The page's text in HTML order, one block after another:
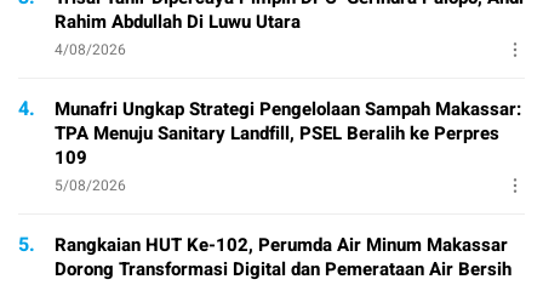
Rahim Abdullah Di Luwu Utara
4/08/2026
4.
Munafri Ungkap Strategi Pengelolaan Sampah Makassar:
TPA Menuju Sanitary Landfill, PSEL Beralih ke Perpres
109
5/08/2026
5.
Rangkaian HUT Ke-102, Perumda Air Minum Makassar
Dorong Transformasi Digital dan Pemerataan Air Bersih